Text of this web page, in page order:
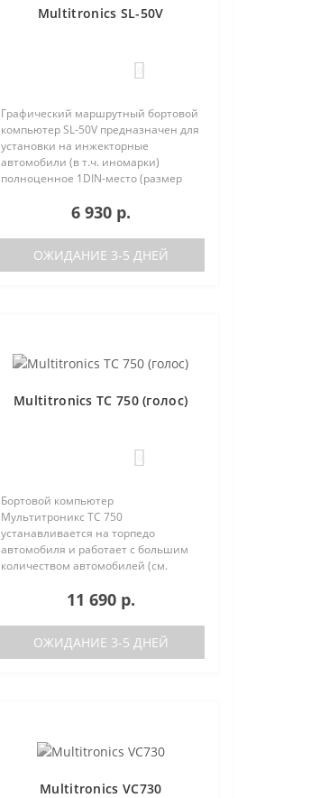
Multitronics SL-50V
Графический маршрутный бортовой
компьютер SL-50V предназначен для
установки на инжекторные
автомобили (в т.ч. иномарки)
полноценное 1DIN-место (размер
прибора возможна как с ЭБУ (список
поддерживаемых ЭБУ предст..
6 930 р.
ОЖИДАНИЕ 3-5 ДНЕЙ
Multitronics TC 750 (голос)
Бортовой компьютер
Мультитроникс TC 750
устанавливается на торпедо
автомобиля и работает с большим
количеством автомобилей (см.
Отличия TC 740 от модели TC 750:
отсутствие голосового синтезатора
(модель TC 740 ..
11 690 р.
ОЖИДАНИЕ 3-5 ДНЕЙ
Multitronics VC730